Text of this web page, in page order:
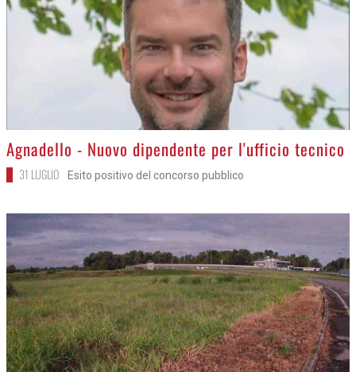
>
Agnadello - Nuovo dipendente per l'ufficio tecnico
31 LUGLIO Esito positivo del concorso pubblico